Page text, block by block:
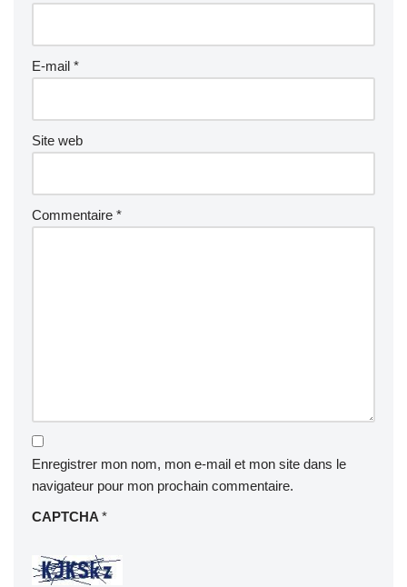
E-mail *
Site web
Commentaire *
Enregistrer mon nom, mon e-mail et mon site dans le
navigateur pour mon prochain commentaire.
CAPTCHA *